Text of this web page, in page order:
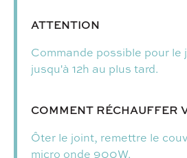
ATTENTION
Commande possible pour le
jusqu'à 12h au plus tard.
COMMENT RÉCHAUFFER
Ôter le joint, remettre le
micro onde 900W.